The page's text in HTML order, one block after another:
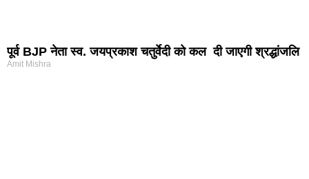
पूर्व BJP नेता स्व. जयप्रकाश चतुर्वेदी को कल दी जाएगी श्रद्धांजलि
Amit Mishra